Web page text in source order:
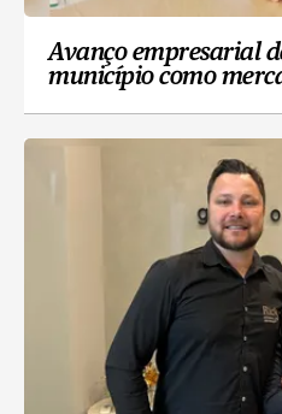
Avanço empresarial
município como